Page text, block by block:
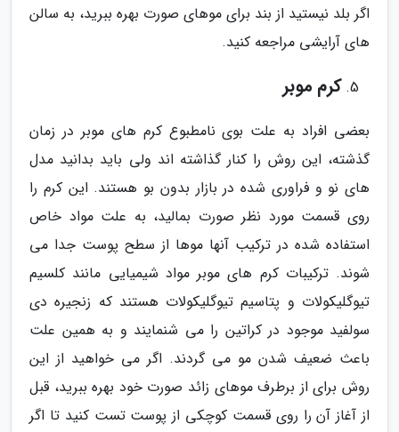
اگر بلد نیستید از بند برای موهای صورت بهره ببرید، به سالن
های آرایشی مراجعه کنید.
کرم موبر
بعضی افراد به علت بوی نامطبوع کرم های موبر در زمان
گذشته، این روش را کنار گذاشته اند ولی باید بدانید مدل
های نو و فراوری شده در بازار بدون بو هستند. این کرم را
روی قسمت مورد نظر صورت بمالید، به علت مواد خاص
استفاده شده در ترکیب آنها موها از سطح پوست جدا می
شوند. ترکیبات کرم های موبر مواد شیمیایی مانند کلسیم
تیوگلیکولات و پتاسیم تیوگلیکولات هستند که زنجیره دی
سولفید موجود در کراتین را می شنمایند و به همین علت
باعث ضعیف شدن مو می گردند. اگر می خواهید از این
روش برای از برطرف موهای زائد صورت خود بهره ببرید، قبل
از آغاز آن را روی قسمت کوچکی از پوست تست کنید تا اگر